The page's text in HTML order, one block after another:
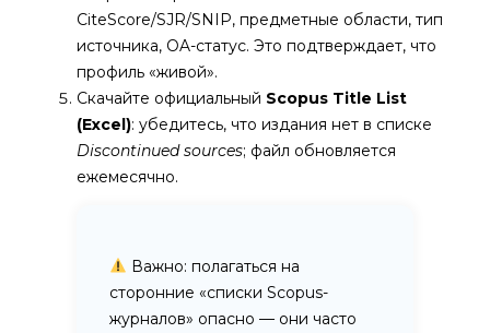
CiteScore/SJR/SNIP, предметные области, тип
источника, OA-статус. Это подтверждает, что
профиль «живой».
Скачайте официальный Scopus Title List
(Excel): убедитесь, что издания нет в списке
Discontinued sources; файл обновляется
ежемесячно.
Важно: полагаться на
сторонние «списки Scopus-
журналов» опасно — они часто